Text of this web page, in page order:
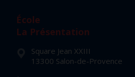
École
La Présentation
Square Jean XXIII
13300 Salon-de-Provence